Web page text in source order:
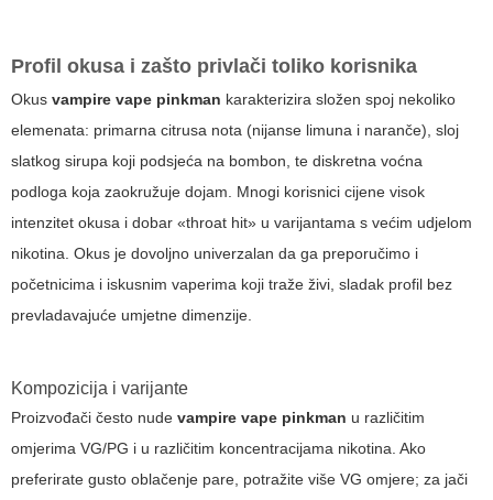
Profil okusa i zašto privlači toliko korisnika
Okus vampire vape pinkman karakterizira složen spoj nekoliko
elemenata: primarna citrusa nota (nijanse limuna i naranče), sloj
slatkog sirupa koji podsjeća na bombon, te diskretna voćna
podloga koja zaokružuje dojam. Mnogi korisnici cijene visok
intenzitet okusa i dobar «throat hit» u varijantama s većim udjelom
nikotina. Okus je dovoljno univerzalan da ga preporučimo i
početnicima i iskusnim vaperima koji traže živi, sladak profil bez
prevladavajuće umjetne dimenzije.
Kompozicija i varijante
Proizvođači često nude vampire vape pinkman u različitim
omjerima VG/PG i u različitim koncentracijama nikotina. Ako
preferirate gusto oblačenje pare, potražite više VG omjere; za jači